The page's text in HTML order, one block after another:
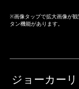
※画像タップで拡大画像が
タン機能があります。
ジョーカー